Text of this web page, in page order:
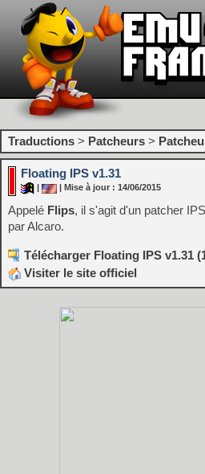
Traductions > Patcheurs >
Floating IPS v1.31
| Mise à jour : 14/06/2015
Appelé Flips, il s'agit d'un patcher
par Alcaro.
Télécharger Floating IPS v1.31
Visiter le site officiel